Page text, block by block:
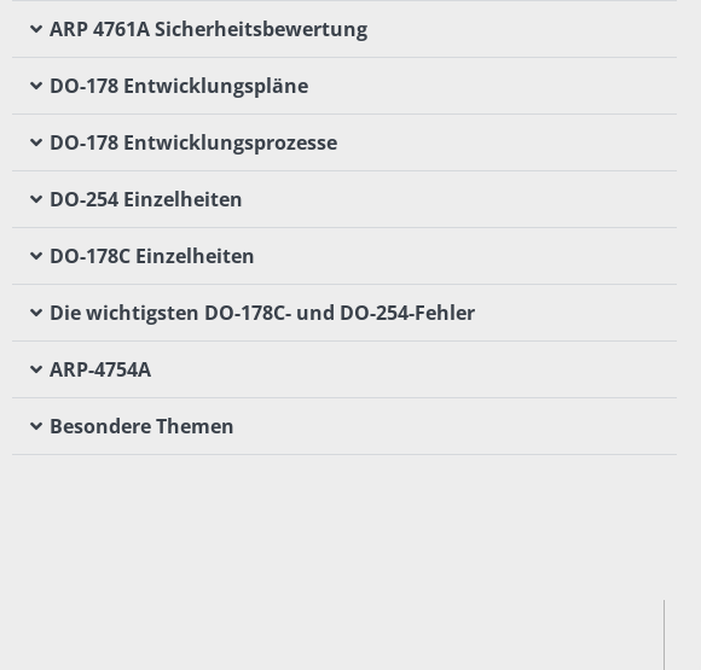
ARP 4761A Sicherheitsbewertung
DO-178 Entwicklungspläne
DO-178 Entwicklungsprozesse
DO-254 Einzelheiten
DO-178C Einzelheiten
Die wichtigsten DO-178C- und DO-254-Fehler
ARP-4754A
Besondere Themen